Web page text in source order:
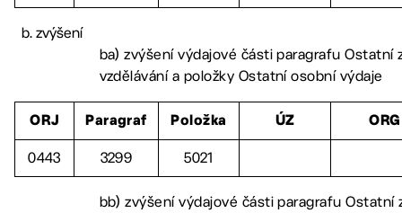
zvýšení
ba) zvýšení výdajové části paragrafu Ostatní
vzdělávání a položky Ostatní osobní výdaje
ORJ Paragraf Položka ÚZ ORG
0443 3299 5021
bb) zvýšení výdajové části paragrafu Ostatní